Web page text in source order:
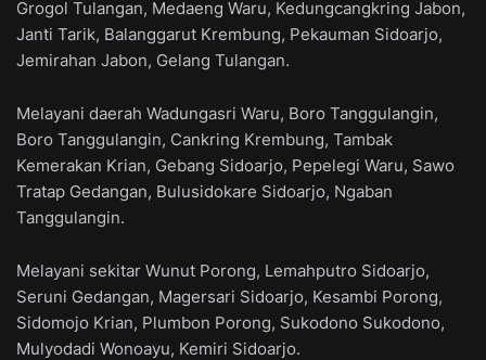
Grogol Tulangan, Medaeng Waru, Kedungcangkring Jabon,
Janti Tarik, Balanggarut Krembung, Pekauman Sidoarjo,
Jemirahan Jabon, Gelang Tulangan.
Melayani daerah Wadungasri Waru, Boro Tanggulangin,
Boro Tanggulangin, Cankring Krembung, Tambak
Kemerakan Krian, Gebang Sidoarjo, Pepelegi Waru, Sawo
Tratap Gedangan, Bulusidokare Sidoarjo, Ngaban
Tanggulangin.
Melayani sekitar Wunut Porong, Lemahputro Sidoarjo,
Seruni Gedangan, Magersari Sidoarjo, Kesambi Porong,
Sidomojo Krian, Plumbon Porong, Sukodono Sukodono,
Mulyodadi Wonoayu, Kemiri Sidoarjo.